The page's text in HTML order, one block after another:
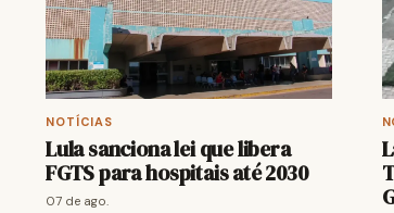
NOTÍCIAS
Lula sanciona lei que libera
FGTS para hospitais até 2030
07 de ago.